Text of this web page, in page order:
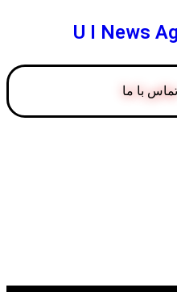
U I News
تماس با ما